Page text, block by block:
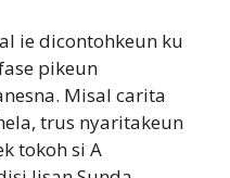
ie dicontohkeun ku
pikeun
Misal carita
trus nyaritakeun
tokoh si A